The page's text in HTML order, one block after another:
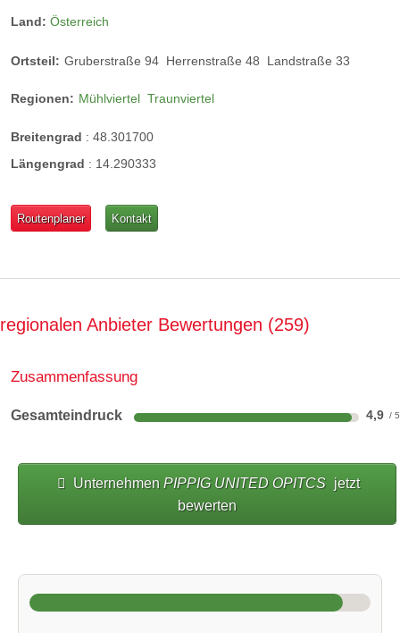
Land: Österreich
Ortsteil: Gruberstraße 94 Herrenstraße 48 Landstraße 33
Regionen: Mühlviertel Traunviertel
Breitengrad : 48.301700
Längengrad : 14.290333
Routenplaner Kontakt
regionalen Anbieter Bewertungen 259
Zusammenfassung
Gesamteindruck 4,9
UnternehmenPIPPIG UNITED OPITCS jetzt
bewerten